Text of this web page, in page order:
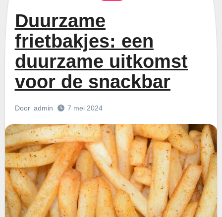
Duurzame
frietbakjes: een
duurzame uitkomst
voor de snackbar
Door admin 7 mei 2024